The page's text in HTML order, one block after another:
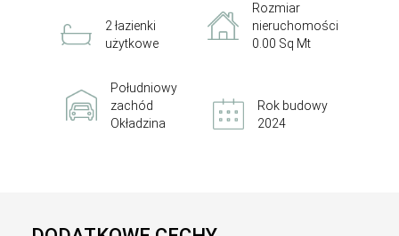
2 łazienki
użytkowe
Rozmiar
nieruchomości
0.00 Sq Mt
Południowy
zachód
Okładzina
Rok budowy
2024